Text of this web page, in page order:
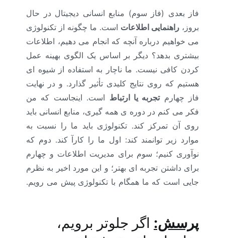
فاز بعدی (فاز سوم) منابع انسانی دیجیتال در حال
بروز، راهنمایی اطلاعات است. ما چگونه از تکنولوژی
می خواهیم درباره آنچه که انجام می دهیم، اطلاعات
بیشتری بدهد؟ دیگر بر اساس یک الگوی بهینه عمل
کردن کافی نیست. ما ناچار به استفاده از شیوه ای
هستیم که روی نتایج کلیدی تأثیر گذارد. و در نهایت
فاز چهارمتجربه یا ارتباط است. اینجاست که من
فکر می کنم در دوره ی همه گیری، منابع انسانی باید
روی آن تمرکز کند. تکنولوژی باید ما را نسبت به
موارد زیر توانمند کند: اول ما را کارآ کند. دوم که
نوآوری کنیم؛ سوم برای مدیریت اطلاعات و چهارم
برای داشتن تجربه ای بهتر؛ و این مورد اخیر به نظرم
جایی است که ما همگام با تکنولوژی پیش می رویم.
پرسش: اگر جلوتر برویم،